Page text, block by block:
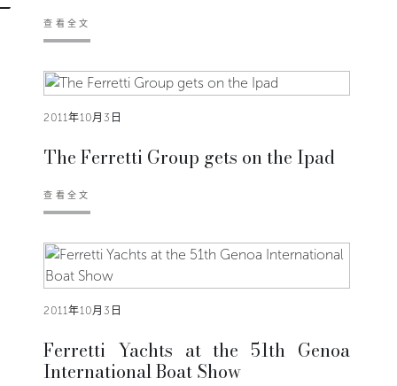
查看全文
2011年10月3日
The Ferretti Group gets on the Ipad
查看全文
2011年10月3日
Ferretti Yachts at the 51th Genoa
International Boat Show